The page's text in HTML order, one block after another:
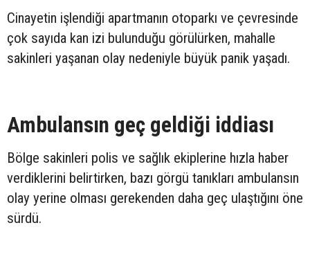
Cinayetin işlendiği apartmanın otoparkı ve çevresinde
çok sayıda kan izi bulunduğu görülürken, mahalle
sakinleri yaşanan olay nedeniyle büyük panik yaşadı.
Ambulansın geç geldiği iddiası
Bölge sakinleri polis ve sağlık ekiplerine hızla haber
verdiklerini belirtirken, bazı görgü tanıkları ambulansın
olay yerine olması gerekenden daha geç ulaştığını öne
sürdü.